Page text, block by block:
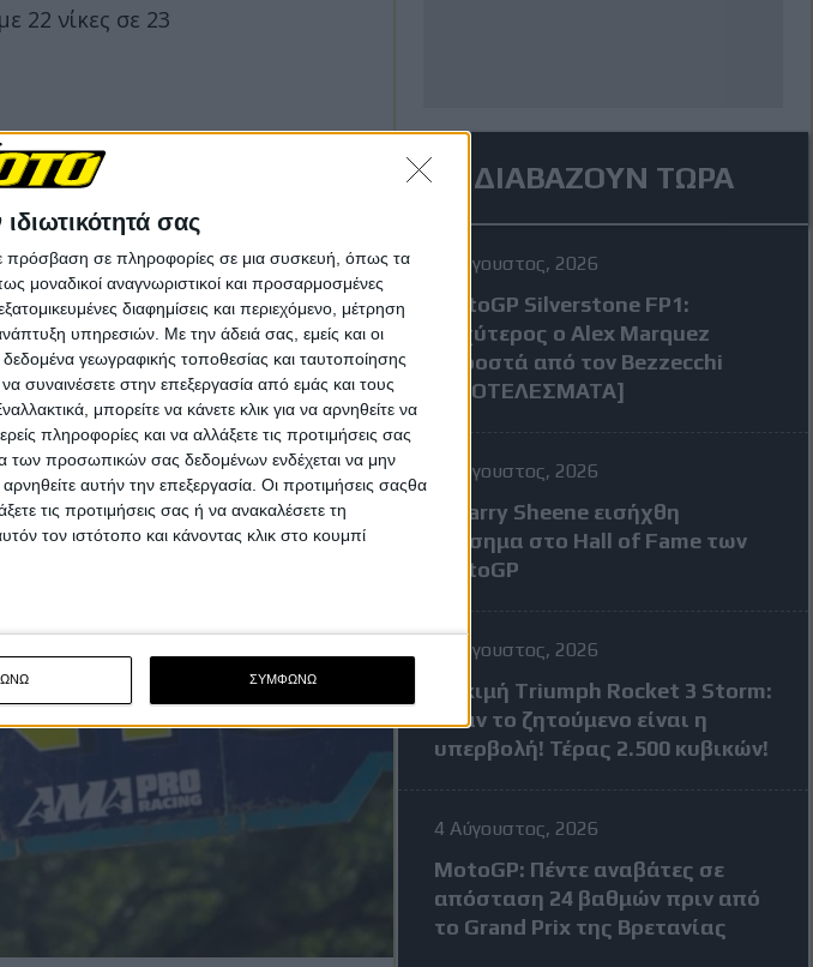
σας
πρόσβαση σε πληροφορίες σε μια συσκευή, όπως τα
μοναδικοί αναγνωριστικοί και προσαρμοσμένες
διαφημίσεις και περιεχόμενο, μέτρηση
υπηρεσιών. Με την άδειά σας, εμείς και οι
γεωγραφικής τοποθεσίας και ταυτοποίησης
συναινέσετε στην επεξεργασία από εμάς και τους
μπορείτε να κάνετε κλικ για να αρνηθείτε να
πληροφορίες και να αλλάξετε τις προτιμήσεις σας
των προσωπικών σας δεδομένων ενδέχεται να μην
αυτήν την επεξεργασία. Οι προτιμήσεις σαςθα
τις προτιμήσεις σας ή να ανακαλέσετε τη
τον ιστότοπο και κάνοντας κλικ στο κουμπί
ΣΥΜΦΩΝΩ
22 νίκες σε 23
ΔΙΑΒΑΖΟΥΝ ΤΩΡΑ
7 Αύγουστος, 2026
MotoGP Silverstone FP1:
Ταχύτερος ο Alex Marquez
μπροστά από τον Bezzecchi
[ΑΠΟΤΕΛΕΣΜΑΤΑ]
7 Αύγουστος, 2026
Ο Barry Sheene εισήχθη
επίσημα στο Hall of Fame των
MotoGP
4 Αύγουστος, 2026
Δοκιμή Triumph Rocket 3 Storm:
Όταν το ζητούμενο είναι η
υπερβολή! Τέρας 2.500 κυβικών!
4 Αύγουστος, 2026
MotoGP: Πέντε αναβάτες σε
απόσταση 24 βαθμών πριν από
το Grand Prix της Βρετανίας